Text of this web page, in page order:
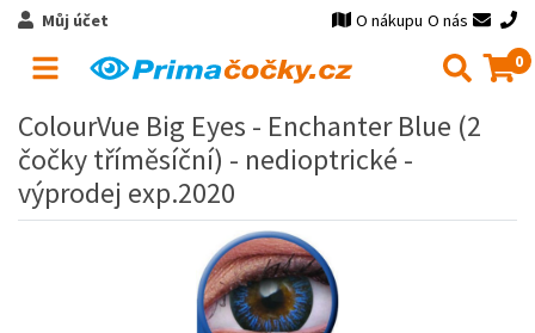
Můj účet O nákupu O nás
0
ColourVue Big Eyes - Enchanter Blue (2
čočky tříměsíční) - nedioptrické -
výprodej exp.2020